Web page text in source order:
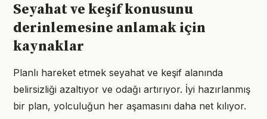
Seyahat ve keşif konusunu
derinlemesine anlamak için
kaynaklar
Planlı hareket etmek seyahat ve keşif alanında
belirsizliği azaltıyor ve odağı artırıyor. İyi hazırlanmış
bir plan, yolculuğun her aşamasını daha net kılıyor.